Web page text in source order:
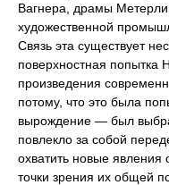
Вагнера, драмы
художественной
Связь эта существует
поверхностная попытка
произведения
потому, что это была
вырождение — был
повлекло за собой
охватить новые явления
точки зрения их общей